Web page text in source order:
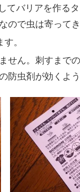
てバリアを作る
ので虫は寄って
。
せん。刺すまで
防虫剤が効くよ